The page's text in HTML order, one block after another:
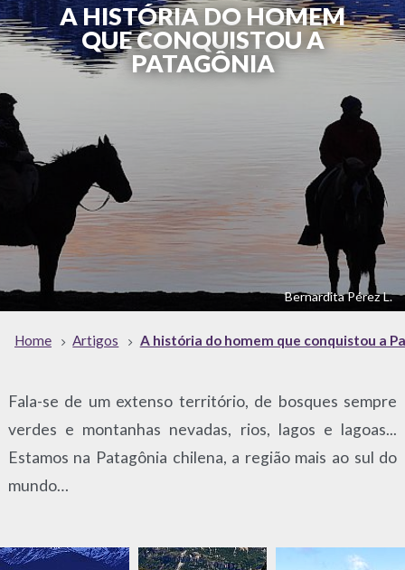
A HISTÓRIA DO HOMEM
QUE CONQUISTOU A
PATAGÔNIA
Bernardita Pérez L.
Home Artigos A história do homem que conquistou a
Fala-se de um extenso território, de bosques sempre
verdes e montanhas nevadas, rios, lagos e lagoas...
Estamos na Patagônia chilena, a região mais ao sul do
mundo…